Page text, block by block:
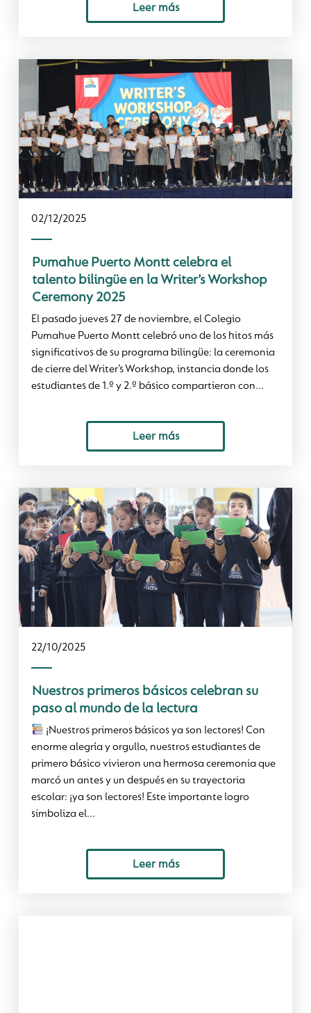
Leer más
02/12/2025
Pumahue Puerto Montt celebra el
talento bilingüe en la Writer’s Workshop
Ceremony 2025
El pasado jueves 27 de noviembre, el Colegio
Pumahue Puerto Montt celebró uno de los hitos más
significativos de su programa bilingüe: la ceremonia
de cierre del Writer’s Workshop, instancia donde los
estudiantes de 1.º y 2.º básico compartieron con...
Leer más
22/10/2025
Nuestros primeros básicos celebran su
paso al mundo de la lectura
¡Nuestros primeros básicos ya son lectores! Con
enorme alegría y orgullo, nuestros estudiantes de
primero básico vivieron una hermosa ceremonia que
marcó un antes y un después en su trayectoria
escolar: ¡ya son lectores! Este importante logro
simboliza el...
Leer más